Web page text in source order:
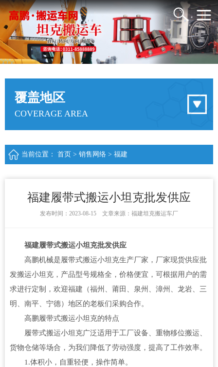
覆盖地区
COVERAGE AREA
当前位置： 首页 > 销售网络 > 福建
福建履带式搬运小坦克批发供应
发布时间：2023-08-15 文章来源：福建坦克搬运车厂
福建履带式搬运小坦克批发供应
高鹏机械是履带式搬运小坦克生产厂家，厂家现货供应批
发搬运小坦克，产品型号规格全，价格便宜，可根据用户的需
求进行定制，欢迎福建（福州、莆田、泉州、漳州、龙岩、三
明、南平、宁德）地区的老板们采购合作。
高鹏履带式搬运小坦克的特点
履带式搬运小坦克广泛适用于工厂设备、重物移位搬运、
货物仓储等场合，为我们降低了劳动强度，提高了工作效率。
1.体积小，自重轻便，操作简单。